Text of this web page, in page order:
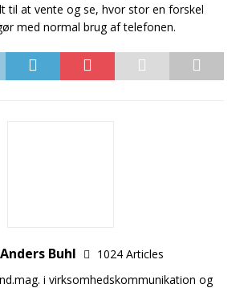
til at vente og se, hvor stor en forskel
med normal brug af telefonen.
Buhl
1024 Articles
i virksomhedskommunikation og